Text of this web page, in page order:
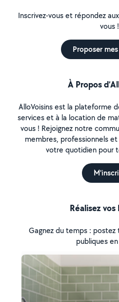
Inscrivez-vous et répondez
vous !
Proposer
À Propos
AlloVoisins est la plateforme
services et à la location de
vous ! Rejoignez notre
membres, professionnels
votre quotidien pour
Réalisez vos
Gagnez du temps :
publiques